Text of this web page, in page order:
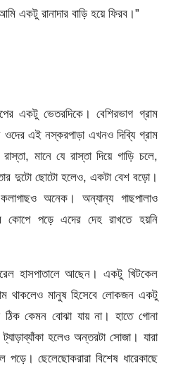
একটু রানাদার বাড়ি হয়ে ফিরব।”
একটু ভেতরদিকে। বেশিরভাগ গ্রাম
এই নস্করপাড়া এখনও দিব্যি গ্রাম
মানে যে রাস্তা দিয়ে গাড়ি চলে,
দুটো ছোটো হলেও, একটা বেশ বড়ো।
অনেক। অন্যান্য গাছপালাও
পড়ে এদের দেহ রাখতে হয়নি
হাসপাতালে আছেন। একটু খিটকেল
থাকলেও মানুষ হিসেবে লোকজন একটু
ঠিক কেমন বোঝা যায় না। হাতে গোনা
হলেও অন্তরটা সোজা। যারা
ছেলেছোকরারা বিশেষ ধারেকাছে